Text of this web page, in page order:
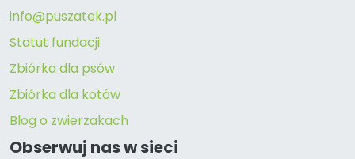
info@puszatek.pl
Statut fundacji
Zbiórka dla psów
Zbiórka dla kotów
Blog o zwierzakach
Obserwuj nas w sieci